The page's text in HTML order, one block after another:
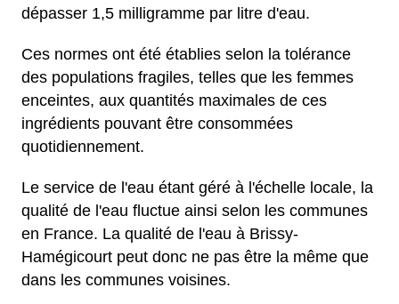
dépasser 1,5 milligramme par litre d'eau.
Ces normes ont été établies selon la tolérance
des populations fragiles, telles que les femmes
enceintes, aux quantités maximales de ces
ingrédients pouvant être consommées
quotidiennement.
Le service de l'eau étant géré à l'échelle locale, la
qualité de l'eau fluctue ainsi selon les communes
en France. La qualité de l'eau à Brissy-
Hamégicourt peut donc ne pas être la même que
dans les communes voisines.